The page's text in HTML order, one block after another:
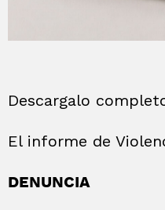
Descargalo
El informe de
DENUNCIA